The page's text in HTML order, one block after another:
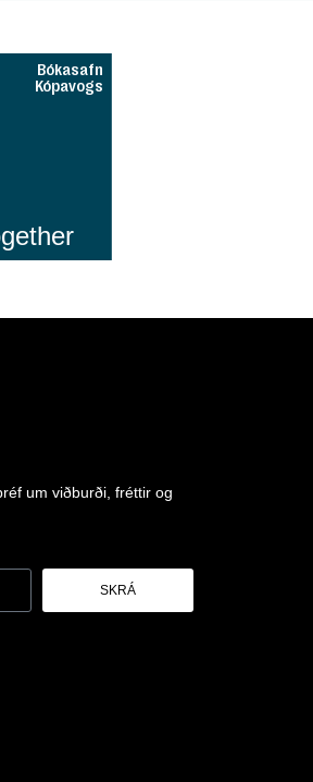
Bókasafn
Kópavogs
um viðburði, fréttir og
SKRÁ